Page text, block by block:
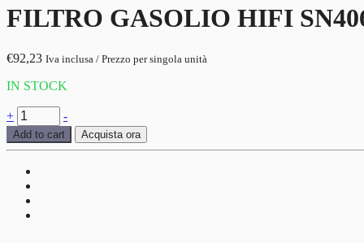
FILTRO GASOLIO HIFI
€92,23 Iva inclusa / Prezzo per singola unità
IN STOCK
FILTRO
GASOLIO
HIFI
quantità
+ -
Add to cart Acquista ora